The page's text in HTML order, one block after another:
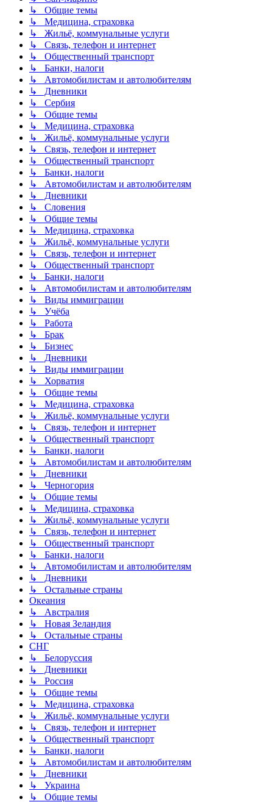
↳ Общие темы
↳ Медицина, страховка
↳ Жильё, коммунальные услуги
↳ Связь, телефон и интернет
↳ Общественный транспорт
↳ Банки, налоги
↳ Автомобилистам и автолюбителям
↳ Дневники
↳ Сербия
↳ Общие темы
↳ Медицина, страховка
↳ Жильё, коммунальные услуги
↳ Связь, телефон и интернет
↳ Общественный транспорт
↳ Банки, налоги
↳ Автомобилистам и автолюбителям
↳ Дневники
↳ Словения
↳ Общие темы
↳ Медицина, страховка
↳ Жильё, коммунальные услуги
↳ Связь, телефон и интернет
↳ Общественный транспорт
↳ Банки, налоги
↳ Автомобилистам и автолюбителям
↳ Виды иммиграции
↳ Учёба
↳ Работа
↳ Брак
↳ Бизнес
↳ Дневники
↳ Виды иммиграции
↳ Хорватия
↳ Общие темы
↳ Медицина, страховка
↳ Жильё, коммунальные услуги
↳ Связь, телефон и интернет
↳ Общественный транспорт
↳ Банки, налоги
↳ Автомобилистам и автолюбителям
↳ Дневники
↳ Черногория
↳ Общие темы
↳ Медицина, страховка
↳ Жильё, коммунальные услуги
↳ Связь, телефон и интернет
↳ Общественный транспорт
↳ Банки, налоги
↳ Автомобилистам и автолюбителям
↳ Дневники
↳ Остальные страны
Океания
↳ Австралия
↳ Новая Зеландия
↳ Остальные страны
СНГ
↳ Белоруссия
↳ Дневники
↳ Россия
↳ Общие темы
↳ Медицина, страховка
↳ Жильё, коммунальные услуги
↳ Связь, телефон и интернет
↳ Общественный транспорт
↳ Банки, налоги
↳ Автомобилистам и автолюбителям
↳ Дневники
↳ Украина
↳ Общие темы